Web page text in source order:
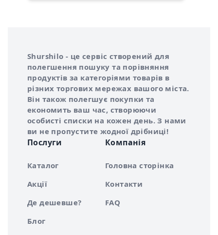
Про сервіс Shurshilo
Shurshilo - це сервіс створений для
полегшення пошуку та порівняння
продуктів за категоріями товарів в
різних торгових мережах вашого міста.
Він також полегшує покупки та
економить ваш час, створюючи
особисті списки на кожен день. З нами
ви не пропустите жодної дрібниці!
Послуги
Каталог
Акції
Де дешевше?
Блог
Компанія
Головна сторінка
Контакти
FAQ